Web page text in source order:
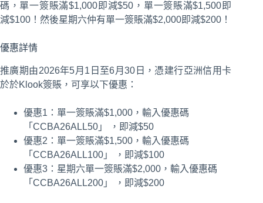
碼，單一簽賬滿$1,000即減$50，單一簽賬滿$1,500即
減$100！然後星期六仲有單一簽賬滿$2,000即減$200！
優惠詳情
推廣期由2026年5月1日至6月30日，憑建行亞洲信用卡
於於Klook簽賬，可享以下優惠：
優惠1：單一簽賬滿$1,000，輸入優惠碼
「CCBA26ALL50」 ，即減$50
優惠2：單一簽賬滿$1,500，輸入優惠碼
「CCBA26ALL100」 ，即減$100
優惠3：星期六單一簽賬滿$2,000，輸入優惠碼
「CCBA26ALL200」 ，即減$200